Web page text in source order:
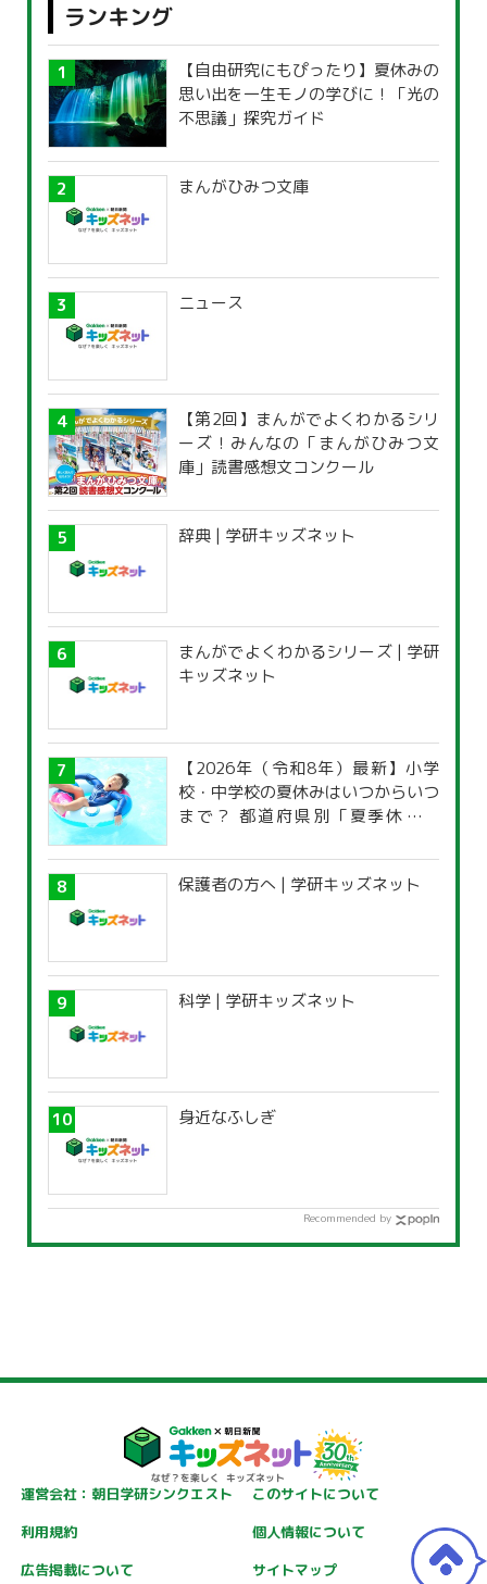
ランキング
【自由研究にもぴったり】夏休みの
思い出を一生モノの学びに！「光の
不思議」探究ガイド
まんがひみつ文庫
ニュース
【第2回】まんがでよくわかるシリ
ーズ！みんなの「まんがひみつ文
庫」読書感想文コンクール
辞典 | 学研キッズネット
まんがでよくわかるシリーズ | 学研
キッズネット
【2026年（令和8年）最新】小学
校・中学校の夏休みはいつからいつ
まで？ 都道府県別「夏季休暇一
保護者の方へ | 学研キッズネット
科学 | 学研キッズネット
身近なふしぎ
Recommended by
運営会社：朝日学研シンクエスト
このサイトについて
利用規約
個人情報について
広告掲載について
サイトマップ